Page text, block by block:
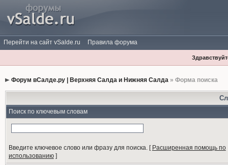
Перейти на сайт vSalde.ru Правила форума
Форум вСалде.ру | Верхняя Салда и Нижняя Салда» Форма поиска
Поиск по ключевым словам
Введите ключевое слово или фразу для поиска.[ Расширенная помощь по
использованию]